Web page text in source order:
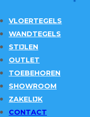
VLOERTEGELS
WANDTEGELS
STIJLEN
OUTLET
TOEBEHOREN
SHOWROOM
ZAKELIJK
CONTACT